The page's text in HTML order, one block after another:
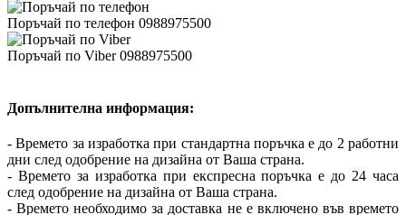
Поръчай по телефон 0988975500
Поръчай по Viber 0988975500
Допълнителна информация:
- Времето за изработка при стандартна поръчка е до 2 работни
дни след одобрение на дизайна от Ваша страна.
- Времето за изработка при експресна поръчка е до 24 часа
след одобрение на дизайна от Ваша страна.
- Времето необходимо за доставка не е включено във времето